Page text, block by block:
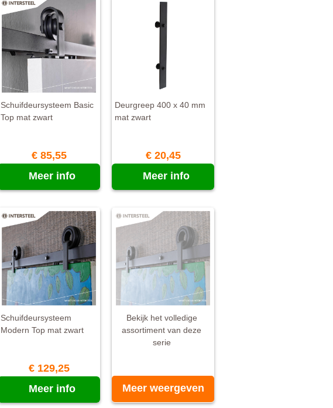
Schuifdeursysteem Basic
Top mat zwart
€ 85,55
Meer info
Deurgreep 400 x 40 mm
mat zwart
€ 20,45
Meer info
Schuifdeursysteem
Modern Top mat zwart
€ 129,25
Meer info
Bekijk het volledige
assortiment van deze
serie
Meer weergeven